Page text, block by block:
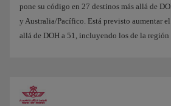
pone su código en 27 destinos más allá de
y Australia/Pacífico. Está previsto aumentar
allá de DOH a 51, incluyendo los de la región